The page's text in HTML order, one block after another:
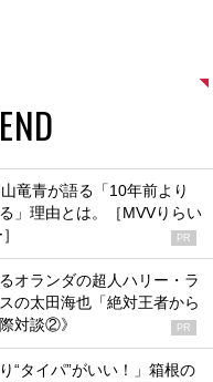
竜青が語る「10年前より
」理由とは。［MVVりらい
PR
オランダの超人ハリー・ラ
の太田海也「絶対王者から
対談②》
PR
“タイパ”がいい！」箱根の